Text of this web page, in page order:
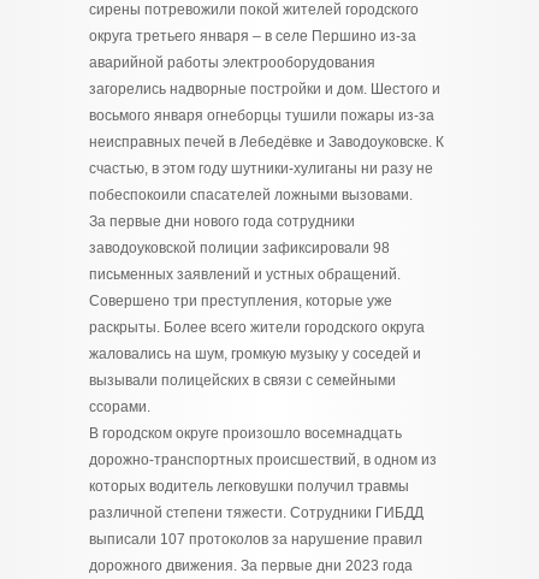
сирены потревожили покой жителей городского
округа третьего января – в селе Першино из-за
аварийной работы электрооборудования
загорелись надворные постройки и дом. Шестого и
восьмого января огнеборцы тушили пожары из-за
неисправных печей в Лебедёвке и Заводоуковске. К
счастью, в этом году шутники-хулиганы ни разу не
побеспокоили спасателей ложными вызовами.
За первые дни нового года сотрудники
заводоуковской полиции зафиксировали 98
письменных заявлений и устных обращений.
Совершено три преступления, которые уже
раскрыты. Более всего жители городского округа
жаловались на шум, громкую музыку у соседей и
вызывали полицейских в связи с семейными
ссорами.
В городском округе произошло восемнадцать
дорожно-транспортных происшествий, в одном из
которых водитель легковушки получил травмы
различной степени тяжести. Сотрудники ГИБДД
выписали 107 протоколов за нарушение правил
дорожного движения. За первые дни 2023 года